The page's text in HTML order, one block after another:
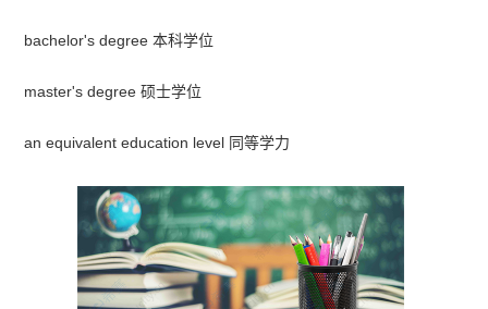
bachelor's degree 本科学位
master's degree 硕士学位
an equivalent education level 同等学力